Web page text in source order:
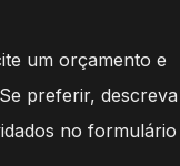
um orçamento e
preferir, descreva
no formulário